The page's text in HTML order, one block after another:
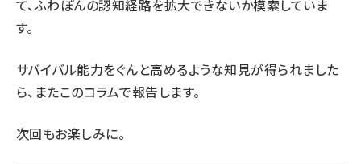
て、ふわぽんの認知経路を拡大できないか模索していま
す。
サバイバル能力をぐんと高めるような知見が得られました
ら、またこのコラムで報告します。
次回もお楽しみに。